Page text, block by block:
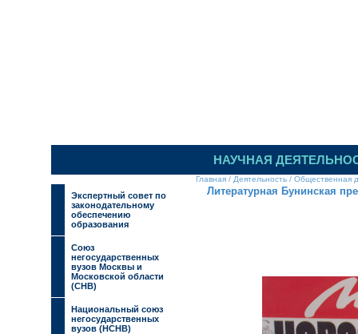
НАУЧНАЯ
Экспертный совет по
законодательному
обеспечению
образования
Союз
негосударственных
вузов Москвы и
Московской области
(СНВ)
Национальный союз
негосударственных
вузов (НСНВ)
Главная / Деятельность / Общественная
Литературная Бунинская